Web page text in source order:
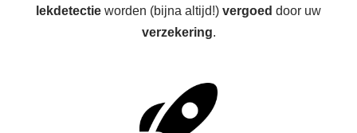
lekdetectie worden (bijna altijd!) vergoed door uw
verzekering.